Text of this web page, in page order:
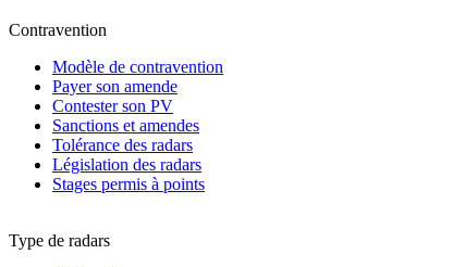
Contravention
Modèle de contravention
Payer son amende
Contester son PV
Sanctions et amendes
Tolérance des radars
Législation des radars
Stages permis à points
Type de radars